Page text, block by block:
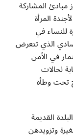
مبادئ المشاركة
المرأة
للنساء في
الذي تتعرض
في الأمن
لحالات
تحت وطأة
القديمة
وتزويدهن